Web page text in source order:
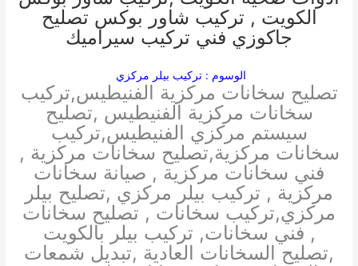
الكويت , تركيب شاور بوكس تصليح
جاكوزي فني تركيب سيراميك
الوسوم : تركيب بيلر مركزي
تصليح سخانات مركزية الفنيطيس,تركيب
سخانات مركزية الفنيطيس ,تصليح
سيستم مركزي الفنيطيس,تركيب
سخانات مركزية,تصليح سخانات مركزية ,
فني سخانات مركزية , صيانة سخانات
مركزية , تركيب بيلر مركزي ,تصليح بيلر
مركزي,تركيب سخانات , تصليح سخانات
, فني سخانات, تركيب بيلر بالكويت
,تصليح السخانات العادية ,تبديل شمعات